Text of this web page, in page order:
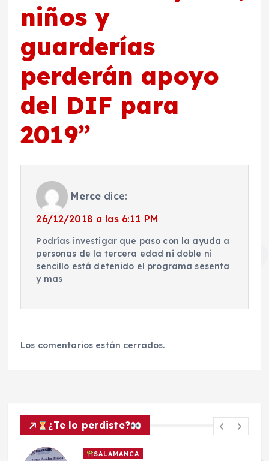
niños y
guarderías
perderán apoyo
del DIF para
2019”
Merce dice:
26/12/2018 a las 6:11 PM
Podrías investigar que paso con la ayuda a
personas de la tercera edad ni doble ni
sencillo está detenido el programa sesenta
y mas
Los comentarios están cerrados.
¿Te lo perdiste?
SALAMANCA